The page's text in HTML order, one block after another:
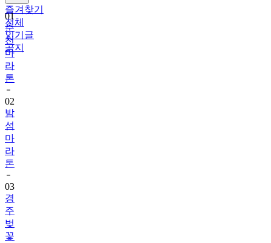
즐겨찾기
전체
인기글
공지
춘
천
마
라
톤
02
밤
섬
마
라
톤
03
경
주
벚
꽃
마
라